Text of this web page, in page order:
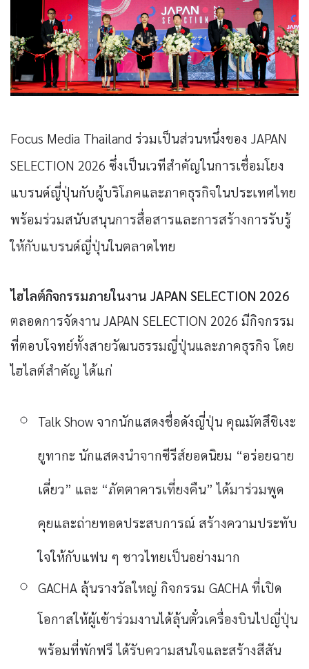
Focus Media Thailand ร่วมเป็นส่วนหนึ่งของ JAPAN
SELECTION 2026 ซึ่งเป็นเวทีสำคัญในการเชื่อมโยง
แบรนด์ญี่ปุ่นกับผู้บริโภคและภาคธุรกิจในประเทศไทย
พร้อมร่วมสนับสนุนการสื่อสารและการสร้างการรับรู้
ให้กับแบรนด์ญี่ปุ่นในตลาดไทย
ไฮไลต์กิจกรรมภายในงาน JAPAN SELECTION 2026
ตลอดการจัดงาน JAPAN SELECTION 2026 มีกิจกรรม
ที่ตอบโจทย์ทั้งสายวัฒนธรรมญี่ปุ่นและภาคธุรกิจ โดย
ไฮไลต์สำคัญ ได้แก่
Talk Show จากนักแสดงชื่อดังญี่ปุ่น คุณมัตสึชิเงะ
ยูทากะ นักแสดงนำจากซีรีส์ยอดนิยม “อร่อยฉาย
เดี่ยว” และ “ภัตตาคารเที่ยงคืน” ได้มาร่วมพูด
คุยและถ่ายทอดประสบการณ์ สร้างความประทับ
ใจให้กับแฟน ๆ ชาวไทยเป็นอย่างมาก
GACHA ลุ้นรางวัลใหญ่ กิจกรรม GACHA ที่เปิด
โอกาสให้ผู้เข้าร่วมงานได้ลุ้นตั๋วเครื่องบินไปญี่ปุ่น
พร้อมที่พักฟรี ได้รับความสนใจและสร้างสีสัน